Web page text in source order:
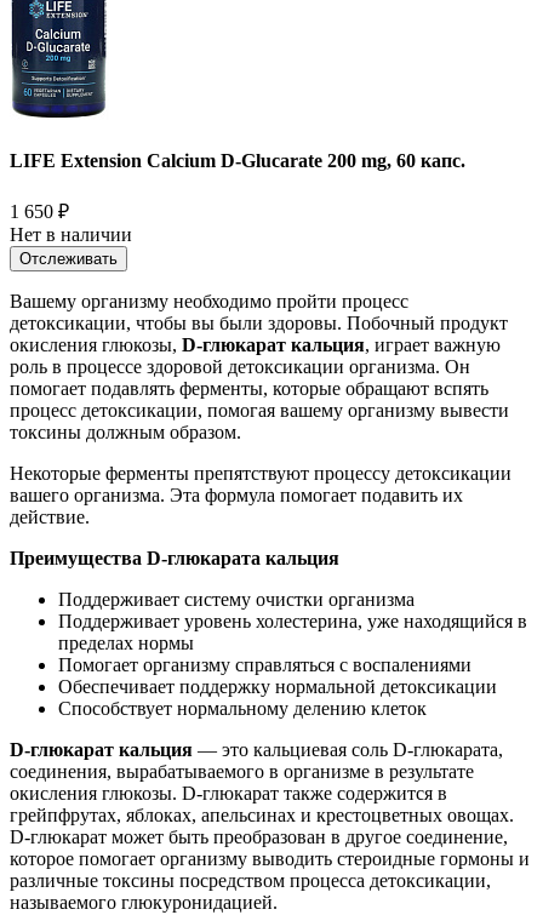
LIFE Extension Calcium D-Glucarate 200 mg, 60 капс.
1 650 ₽
Нет в наличии
Отслеживать
Вашему организму необходимо пройти процесс
детоксикации, чтобы вы были здоровы. Побочный продукт
окисления глюкозы, D-глюкарат кальция, играет важную
роль в процессе здоровой детоксикации организма. Он
помогает подавлять ферменты, которые обращают вспять
процесс детоксикации, помогая вашему организму вывести
токсины должным образом.
Некоторые ферменты препятствуют процессу детоксикации
вашего организма. Эта формула помогает подавить их
действие.
Преимущества D-глюкарата кальция
Поддерживает систему очистки организма
Поддерживает уровень холестерина, уже находящийся в
пределах нормы
Помогает организму справляться с воспалениями
Обеспечивает поддержку нормальной детоксикации
Способствует нормальному делению клеток
D-глюкарат кальция — это кальциевая соль D-глюкарата,
соединения, вырабатываемого в организме в результате
окисления глюкозы. D-глюкарат также содержится в
грейпфрутах, яблоках, апельсинах и крестоцветных овощах.
D-глюкарат может быть преобразован в другое соединение,
которое помогает организму выводить стероидные гормоны и
различные токсины посредством процесса детоксикации,
называемого глюкуронидацией.